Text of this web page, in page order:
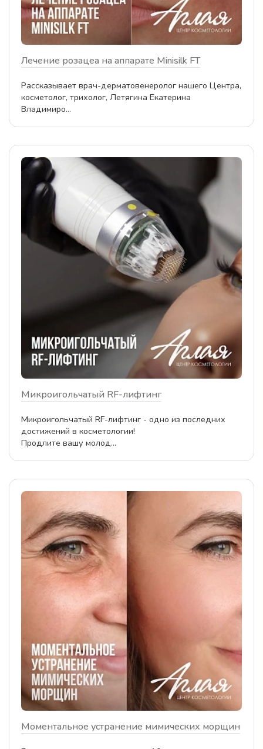
Лечение розацеа на аппарате Minisilk FT
Рассказывает врач-дерматовенеролог нашего Центра,
косметолог, трихолог, Летягина Екатерина
Владимиро...
Микроигольчатый RF-лифтинг
Микроигольчатый RF-лифтинг - одно из последних
достижений в косметологии!
Продлите вашу молод...
Моментальное устранение мимических морщин